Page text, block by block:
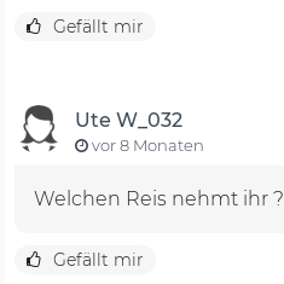
Gefällt mir
Ute W_032
vor 8 Monaten
Welchen Reis nehmt ihr ?
Gefällt mir